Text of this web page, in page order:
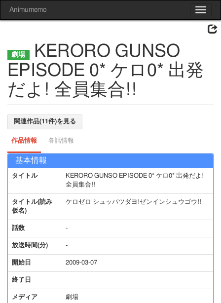
Toggle
Animumemo
KERORO GUNSO
EPISODE 0* ケロ0* 出発
だよ! 全員集合!!
関連作品(11件)を見る
作品情報 各話情報
基本情報
タイトル
KERORO GUNSO EPISODE 0* ケロ0* 出発だよ!
全員集合!!
タイトル(読み
仮名)
ケロゼロ シュッパツダヨ!ゼンインシュウゴウ!!
話数 -
放送時間(分) -
開始日 2009-03-07
終了日
メディア 劇場